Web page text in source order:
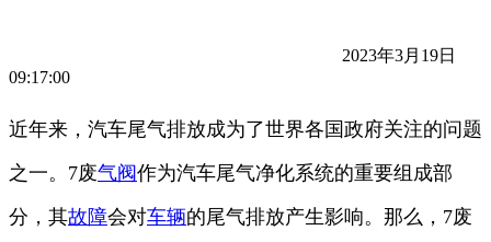
2023年3月19日
09:17:00
近年来，汽车尾气排放成为了世界各国政府关注的问题
之一。7废气阀作为汽车尾气净化系统的重要组成部
分，其故障会对车辆的尾气排放产生影响。那么，7废